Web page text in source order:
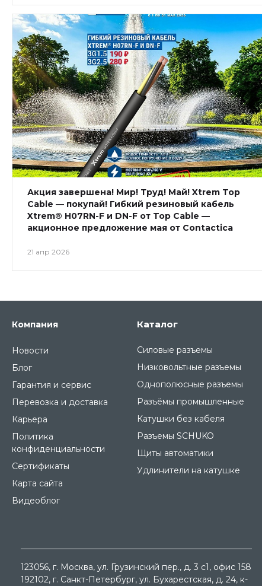
Акция завершена! Мир! Труд! Май! Xtrem Top
Cable — покупай! Гибкий резиновый кабель
Xtrem® H07RN-F и DN-F от Top Cable —
акционное предложение мая от Contactica
21 апр 2026
Компания
Новости
Блог
Гарантия и сервис
Перевозка и доставка
Карьера
Политика
конфиденциальности
Сертификаты
Карта сайта
Видеоблог
Каталог
Силовые разъемы
Низковольтные разъемы
Однополюсные разъемы
Разъёмы промышленные
Катушки без кабеля
Разъемы SCHUKO
Щиты автоматики
Удлинители на катушке
123056, г. Москва, ул. Грузинский пер., д. 3 c1, офис 158
192102, г. Санкт-Петербург, ул. Бухарестская, д. 24, к-